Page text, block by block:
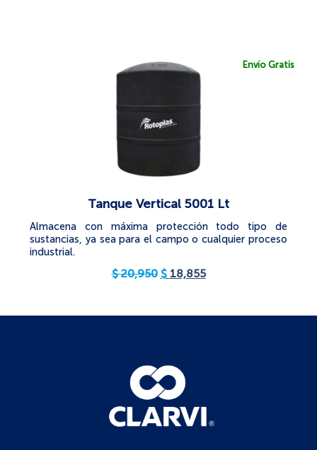
Envío Gratis
Tanque Vertical 5001 Lt
Almacena con máxima protección todo tipo de
sustancias, ya sea para el campo o cualquier proceso
industrial.
$20,950 $ 18,855